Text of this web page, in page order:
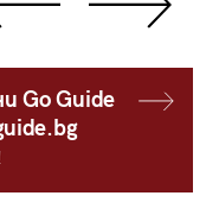
Go Guide